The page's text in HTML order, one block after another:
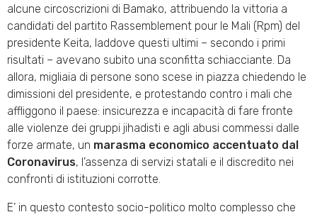
alcune circoscrizioni di Bamako, attribuendo la vittoria a
candidati del partito Rassemblement pour le Mali (Rpm) del
presidente Keita, laddove questi ultimi – secondo i primi
risultati – avevano subito una sconfitta schiacciante. Da
allora, migliaia di persone sono scese in piazza chiedendo le
dimissioni del presidente, e protestando contro i mali che
affliggono il paese: insicurezza e incapacità di fare fronte
alle violenze dei gruppi jihadisti e agli abusi commessi dalle
forze armate, un marasma economico accentuato dal
Coronavirus, l’assenza di servizi statali e il discredito nei
confronti di istituzioni corrotte.
E’ in questo contesto socio-politico molto complesso che